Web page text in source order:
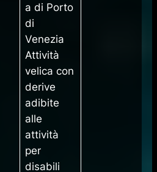
a di Porto
di
Venezia
Attività
velica con
derive
adibite
alle
attività
per
disabili